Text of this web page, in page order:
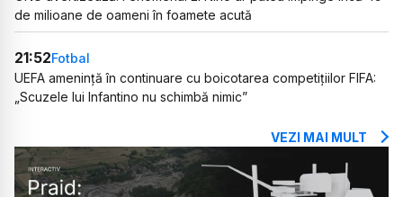
de milioane de oameni în foamete acută
21:52Fotbal
UEFA amenință în continuare cu boicotarea competițiilor FIFA:
„Scuzele lui Infantino nu schimbă nimic”
VEZI MAI MULT